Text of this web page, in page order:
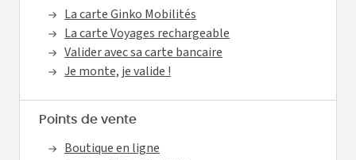
La carte Ginko Mobilités
La carte Voyages rechargeable
Valider avec sa carte bancaire
Je monte, je valide !
Points de vente
Boutique en ligne